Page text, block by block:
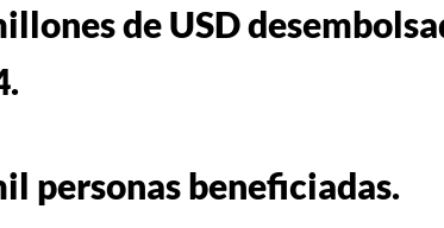
de USD
personas beneficiadas.